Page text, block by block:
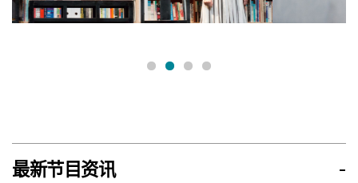
最新节目资讯 -